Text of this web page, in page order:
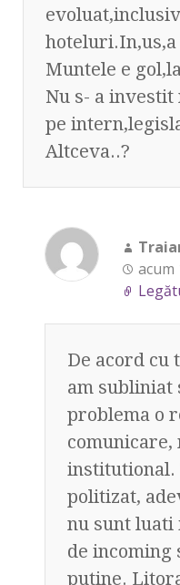
Muntele e
Nu s- a
pe
Altceva..?
acum
De acord cu
am subliniat
problema o
comunicare,
institutional.
politizat,
nu sunt luati
de incoming
putine.